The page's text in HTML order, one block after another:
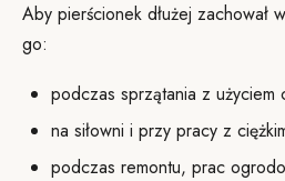
Aby pierścionek dłużej zachował
go:
podczas sprzątania z użyciem
na siłowni i przy pracy z
podczas remontu, prac